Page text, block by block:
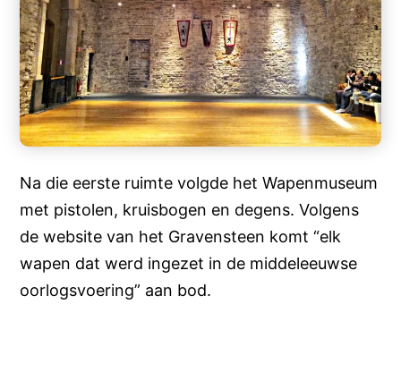
Na die eerste ruimte volgde het Wapenmuseum
met pistolen, kruisbogen en degens. Volgens
de website van het Gravensteen komt “elk
wapen dat werd ingezet in de middeleeuwse
oorlogsvoering” aan bod.